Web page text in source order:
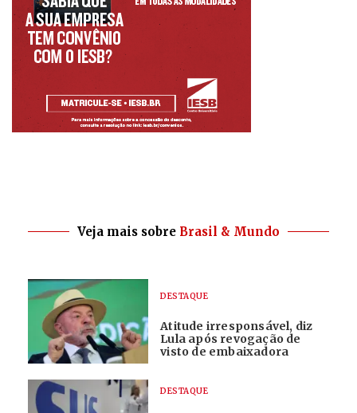
Veja mais sobre Brasil & Mundo
DESTAQUE
Atitude irresponsável, diz
Lula após revogação de
visto de embaixadora
DESTAQUE